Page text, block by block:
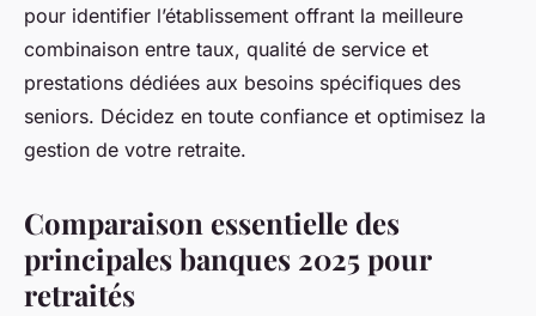
admin•24 septembre 2025•7 min de lecture
pour identifier l’établissement offrant la meilleure
combinaison entre taux, qualité de service et
prestations dédiées aux besoins spécifiques des
seniors. Décidez en toute confiance et optimisez la
gestion de votre retraite.
Comparaison essentielle des
principales banques 2025 pour
retraités